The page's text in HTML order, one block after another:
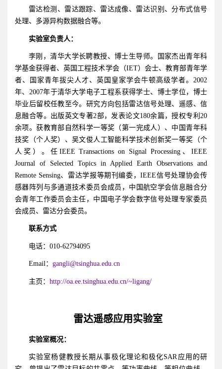
雷达检测、雷达跟踪、雷达成像、雷达识别、分布式信号
处理、多源异构数据融合等。
实验室负责人：
李刚，清华大学长聘教授、博士生导师。国家杰出青年科
学基金获得者、英国工程技术学会（IET）会士、教育部青年学
者、国家青年拔尖人才、英国皇家学会牛顿高级学者。2002
年、2007年于清华大学电子工程系获得学士、博士学位，博士
毕业后留校任教至今。研究方向包括雷达信号处理、遥感、信
息融合等。出版英文专著2部，发表论文180余篇，授权专利20
余项。获教育部自然科学一等奖（第一完成人）、中国青年科
技奖（个人奖）、吴文俊人工智能科学技术创新奖一等奖（个
人奖）。任IEEE Transactions on Signal Processing、IEEE
Journal of Selected Topics in Applied Earth Observations and
Remote Sensing、雷达学报等期刊编委，IEEE信号处理协会传
感器阵列与多通道技术委员会成员，中国航空学会信息融合分
会青年工作委员会主任，中国电子学会数字信号处理专家委员
会成员、雷达分会委员。
联系方式
电话：010-62794095
Email： gangli@tsinghua.edu.cn
主页： http://oa.ee.tsinghua.edu.cn/~ligang/
雷达遥感应用实验室
实验室概况：
实验室杨健教授长期从事极化理论和极化SAR应用的研